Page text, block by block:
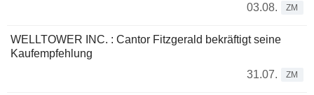
03.08.
ZM
WELLTOWER INC. : Cantor Fitzgerald bekräftigt seine
Kaufempfehlung
31.07.
ZM